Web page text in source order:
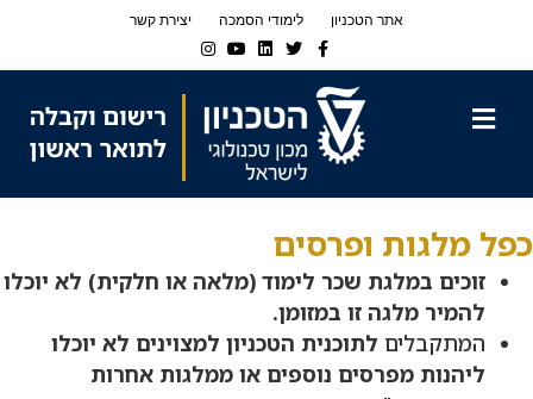
אתר הטכניון לימודי הסמכה
יצירת קשר
Facebook
Twitter
Linkedin
Youtube
Instagram
כפל מלגות ופרסים
זוכים במלגת שכר לימוד (מלאה או חלקית) לא יוכלו
להמיר מלגה זו במזומן.
המתקבלים לתוכנית הטכניון למצוינים לא יוכלו
ליהנות מפרסים נוספים או ממלגות אחרות